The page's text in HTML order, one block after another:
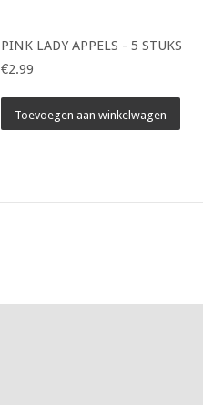
PINK LADY APPELS - 5 STUKS
€2.99
Toevoegen aan winkelwagen